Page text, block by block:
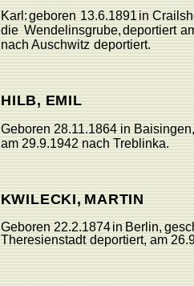
Karl:geboren 13.6.1891in
die Wendelinsgrube,deportiert
nachAuschwitz deportiert.
HILB, EMIL
Geboren 28.11.1864 in
am 29.9.1942 nach Treblinka.
KWILECKI, MARTIN
Geboren 22.2.1874inBerlin,
Theresienstadt deportiert, am